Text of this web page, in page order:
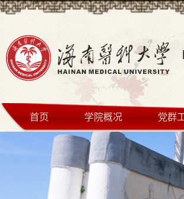
首页 学院概况 党群